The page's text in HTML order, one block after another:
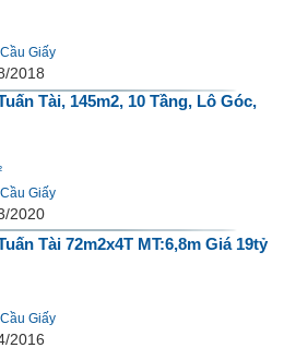
Giấy
2018
Tài, 145m2, 10 Tầng, Lô Góc,
Giấy
2020
Tài 72m2x4T MT:6,8m Giá 19tỷ
Giấy
2016